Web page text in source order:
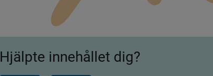
Hjälpte innehållet dig?